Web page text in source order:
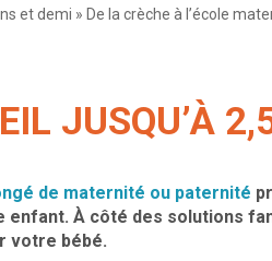
et demi » De la crèche à l’école
JUSQU’À
de maternité ou paternité
enfant. À côté des solutions
votre bébé.